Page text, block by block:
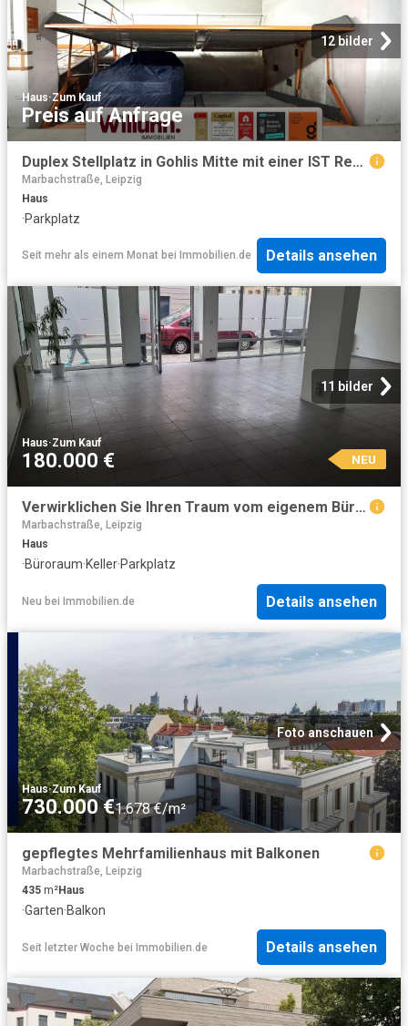
12 bilder
Haus·Zum Kauf
Preis auf Anfrage
Duplex Stellplatz in Gohlis Mitte mit einer IST Rendite von 7,6 %
Marbachstraße, Leipzig
Haus
·Parkplatz
Seit mehr als einem Monat bei Immobilien.de Details ansehen
11 bilder
Haus·Zum Kauf
180.000 € NEU
Verwirklichen Sie Ihren Traum vom eigenem Büro/eigener Praxis oder Airbnb Wohnung!
Marbachstraße, Leipzig
Haus
·Büroraum·Keller·Parkplatz
Neu bei Immobilien.de Details ansehen
Foto anschauen
Haus·Zum Kauf
730.000 €1.678 €/m²
gepflegtes Mehrfamilienhaus mit Balkonen
Marbachstraße, Leipzig
435 m²Haus
·Garten·Balkon
Seit letzter Woche bei Immobilien.de Details ansehen